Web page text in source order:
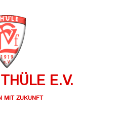
E.V.
MIT ZUKUNFT